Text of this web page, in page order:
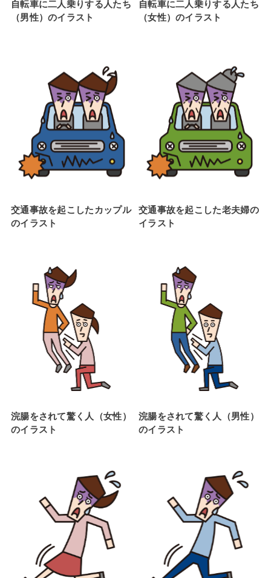
自転車に二人乗りする人たち
（男性）のイラスト
自転車に二人乗りする人たち
（女性）のイラスト
交通事故を起こしたカップル
のイラスト
交通事故を起こした老夫婦の
イラスト
浣腸をされて驚く人（女性）
のイラスト
浣腸をされて驚く人（男性）
のイラスト